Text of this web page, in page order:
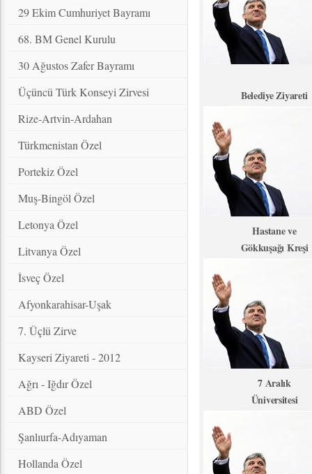
29 Ekim Cumhuriyet Bayramı
68. BM Genel Kurulu
30 Ağustos Zafer Bayramı
Üçüncü Türk Konseyi Zirvesi
Rize-Artvin-Ardahan
Türkmenistan Özel
Portekiz Özel
Muş-Bingöl Özel
Letonya Özel
Litvanya Özel
İsveç Özel
Afyonkarahisar-Uşak
7. Üçlü Zirve
Kayseri Ziyareti - 2012
Ağrı - Iğdır Özel
ABD Özel
Şanlıurfa-Adıyaman
Hollanda Özel
Belediye Ziyareti
Hastane ve
Gökkuşağı Kreşi
7 Aralık
Üniversitesi